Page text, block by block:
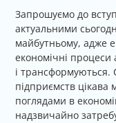
Запрошуємо до
актуальними
майбутньому, адже
економічні процеси
і трансформуються.
підприємств
поглядами в
надзвичайно